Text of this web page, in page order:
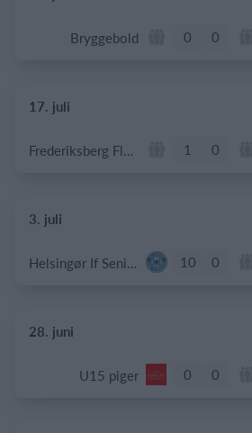
Bryggebold 0 0
17. juli
Frederiksberg Floorball Fighters 1 0
3. juli
Helsingør If Senior 10 0
28. juni
U15 piger 0 0